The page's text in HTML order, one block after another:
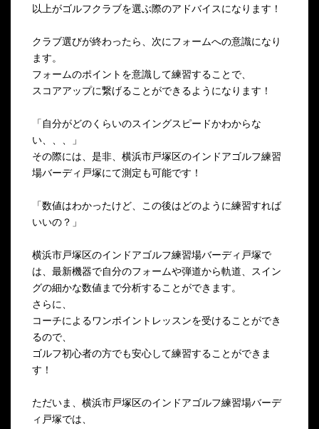
以上がゴルフクラブを選ぶ際のアドバイスになります！
クラブ選びが終わったら、次にフォームへの意識になり
ます。
フォームのポイントを意識して練習することで、
スコアアップに繋げることができるようになります！
「自分がどのくらいのスイングスピードかわからな
い、、、」
その際には、是非、横浜市戸塚区のインドアゴルフ練習
場バーディ戸塚にて測定も可能です！
「数値はわかったけど、この後はどのように練習すれば
いいの？」
横浜市戸塚区のインドアゴルフ練習場バーディ戸塚で
は、最新機器で自分のフォームや弾道から軌道、スイン
グの細かな数値まで分析することができます。
さらに、
コーチによるワンポイントレッスンを受けることができ
るので、
ゴルフ初心者の方でも安心して練習することができま
す！
ただいま、横浜市戸塚区のインドアゴルフ練習場バーデ
ィ戸塚では、